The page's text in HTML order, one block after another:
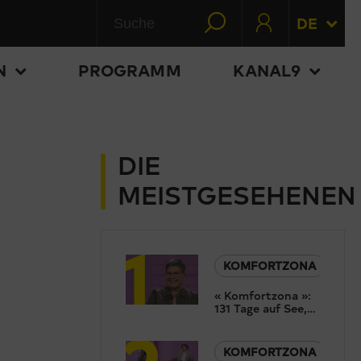
DE
PROGRAMM KANAL9
DIE
MEISTGESEHENEN
1
KOMFORTZONA
« Komfortzona »:
131 Tage auf See,
30 Länder, einmal
Christine
KOMFORTZONA